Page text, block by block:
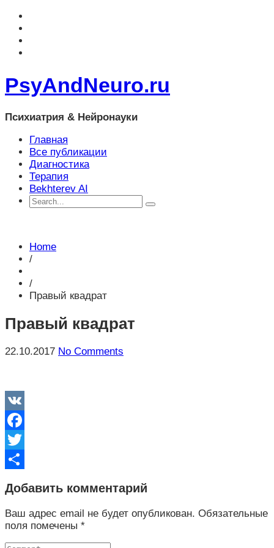
PsyAndNeuro.ru
Психиатрия & Нейронауки
Главная
Все публикации
Диагностика
Терапия
Bekhterev AI
Home
/
/
Правый квадрат
Правый квадрат
22.10.2017 No Comments
VK
Facebook
Twitter
Добавить комментарий
Ваш адрес email не будет опубликован. Обязательные
поля помечены *